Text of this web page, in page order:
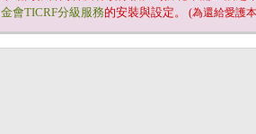
金會TICRF分級服務的安裝與設定。 (為還給愛護